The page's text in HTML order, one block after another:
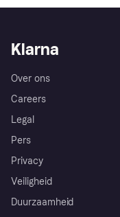
Klarna
Over ons
Careers
Legal
Pers
Privacy
Veiligheid
Duurzaamheid